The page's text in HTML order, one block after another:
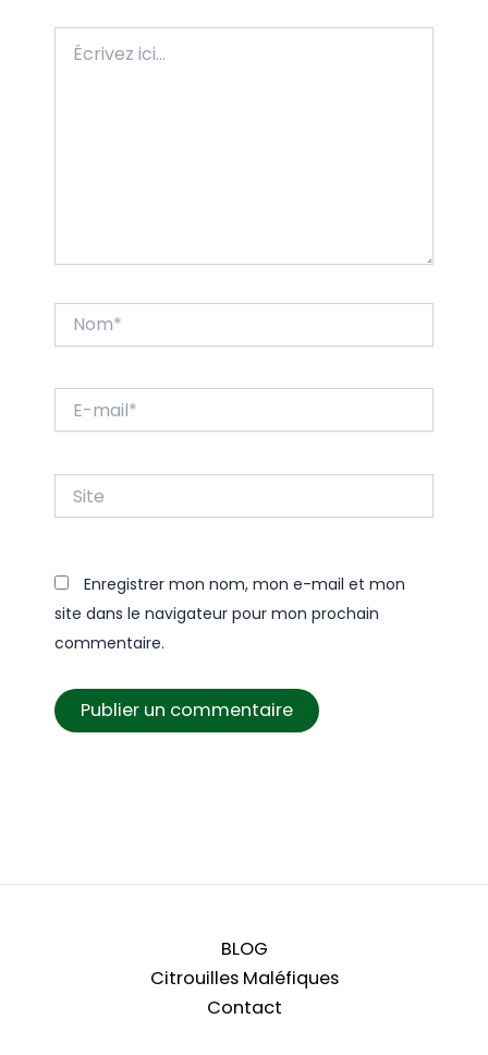
ici…
mail*
Enregistrer mon nom, mon e-mail et mon
site dans le navigateur pour mon prochain
commentaire.
BLOG
Citrouilles Maléfiques
Contact